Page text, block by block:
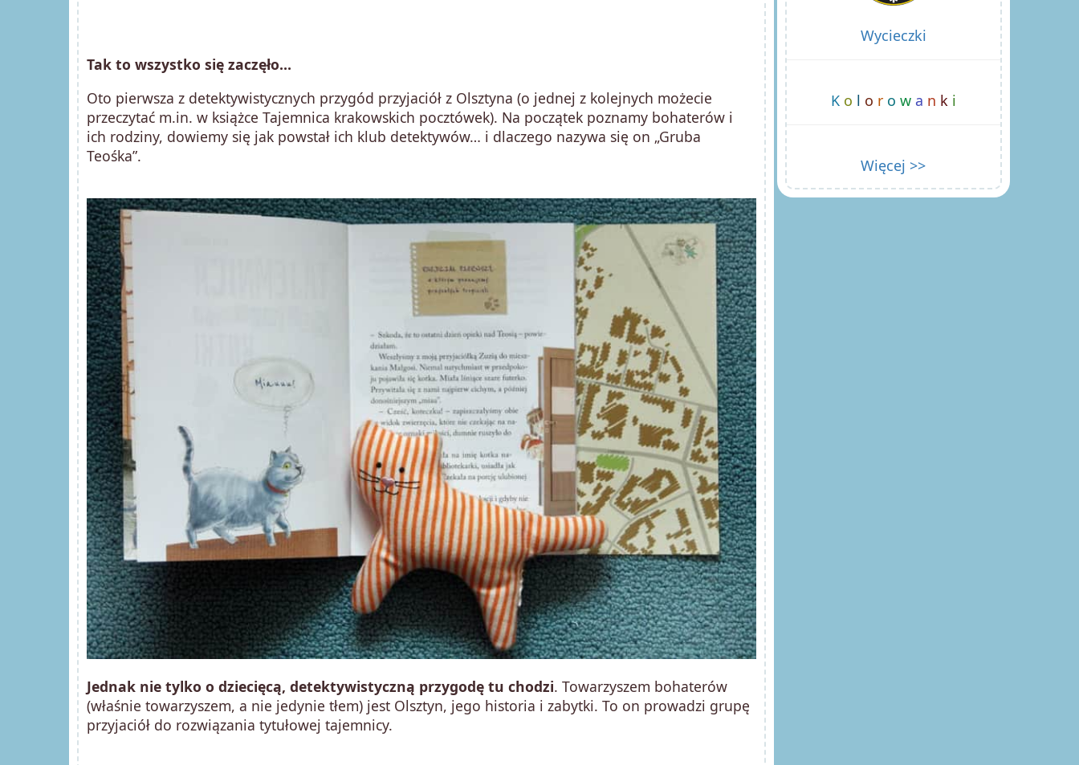
Tak to wszystko się zaczęło…
Oto pierwsza z detektywistycznych przygód przyjaciół z Olsztyna (o jednej z kolejnych możecie
przeczytać m.in. w książce Tajemnica krakowskich pocztówek). Na początek poznamy bohaterów i
ich rodziny, dowiemy się jak powstał ich klub detektywów… i dlaczego nazywa się on „Gruba
Teośka”.
Jednak nie tylko o dziecięcą, detektywistyczną przygodę tu chodzi. Towarzyszem bohaterów
(właśnie towarzyszem, a nie jedynie tłem) jest Olsztyn, jego historia i zabytki. To on prowadzi grupę
przyjaciół do rozwiązania tytułowej tajemnicy.
Wycieczki
K o l o r o w a n k i
Więcej >>